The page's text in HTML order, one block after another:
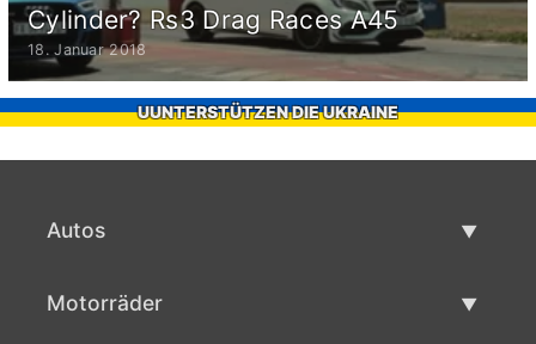
Cylinder? Rs3 Drag Races A45
18. Januar 2018
UUNTERSTÜTZEN DIE UKRAINE
Autos
Motorräder